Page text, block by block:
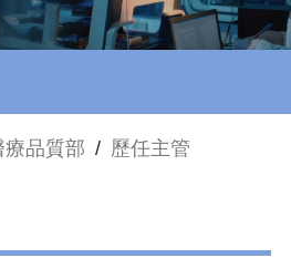
療品質部 / 歷任主管